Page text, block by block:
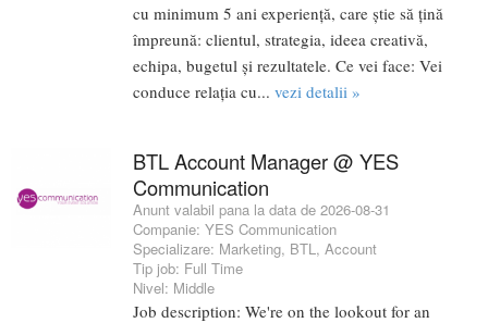
cu minimum 5 ani experiență, care știe să țină
împreună: clientul, strategia, ideea creativă,
echipa, bugetul și rezultatele. Ce vei face: Vei
conduce relația cu... vezi detalii »
BTL Account Manager @ YES
Communication
Anunt valabil pana la data de 2026-08-31
Companie: YES Communication
Specializare: Marketing, BTL, Account
Tip job: Full Time
Nivel: Middle
Job description: We're on the lookout for an